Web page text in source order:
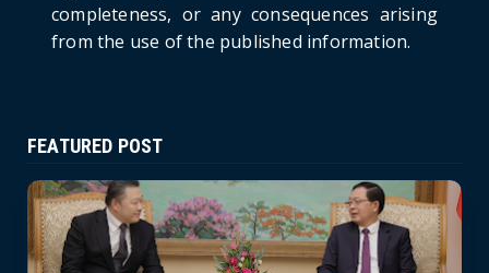
completeness, or any consequences arising
from the use of the published information.
FEATURED POST